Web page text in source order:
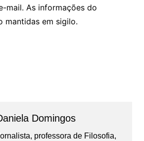
mail. As informações do
mantidas em sigilo.
Domingos
professora de Filosofia,